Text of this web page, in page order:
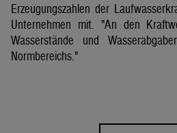
Erzeugungszahlen der
Unternehmen mit. "An den
Wasserstände und
Normbereichs."